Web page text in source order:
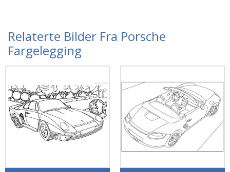
Relaterte Bilder Fra Porsche
Fargelegging